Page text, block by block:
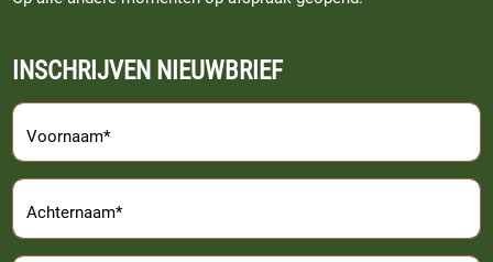
INSCHRIJVEN NIEUWBRIEF
Voornaam*
Achternaam*